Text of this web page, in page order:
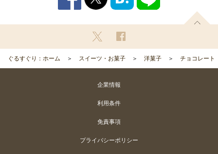
ぐるすぐり：ホーム スイーツ・お菓子 洋菓子 チョコレート
企業情報
利用条件
免責事項
プライバシーポリシー